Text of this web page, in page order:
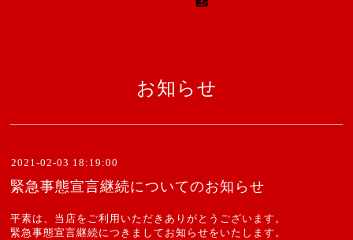
お知らせ
2021-02-03 18:19:00
緊急事態宣言継続についてのお知らせ
平素は、当店をご利用いただきありがとうございます。
緊急事態宣言継続につきましてお知らせをいたします。